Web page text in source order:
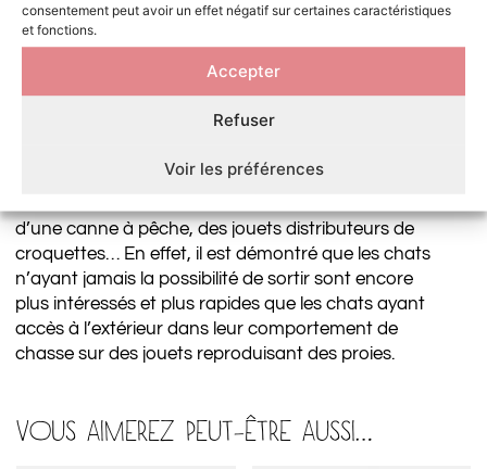
consentement peut avoir un effet négatif sur certaines caractéristiques
et fonctions.
Accepter
Refuser
Voir les préférences
Les chats les plus timides pourront également se
reposer dans le tunnel, voire s’y cacher, pour s’isoler
et assouvir leur besoin de sécurité.
les dispersant un peu partout dans l’habitat (en
des balles d’herbe à chat, des souris, balles, poissons
d’une canne à pêche, des jouets distributeurs de
croquettes… En effet, il est démontré que les chats
n’ayant jamais la possibilité de sortir sont encore
plus intéressés et plus rapides que les chats ayant
accès à l’extérieur dans leur comportement de
chasse sur des jouets reproduisant des proies.
VOUS AIMEREZ PEUT-ÊTRE AUSSI…